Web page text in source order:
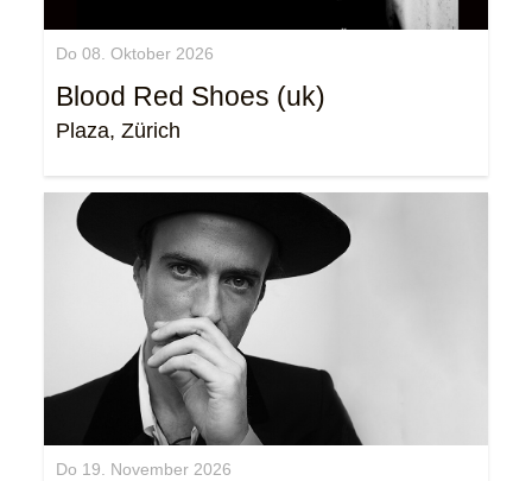
Do 08. Oktober 2026
Blood Red Shoes (uk)
Plaza, Zürich
Do 19. November 2026